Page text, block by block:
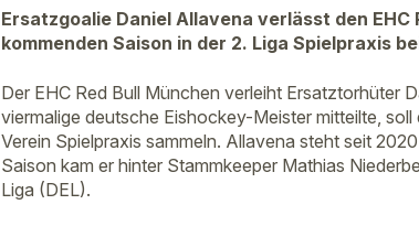
Ersatzgoalie Daniel Allavena verlässt den
kommenden Saison in der 2. Liga Spielpraxis
Der EHC Red Bull München verleiht Ersatztorhüter
viermalige deutsche Eishockey-Meister mitteilte,
Verein Spielpraxis sammeln. Allavena steht seit
Saison kam er hinter Stammkeeper Mathias
Liga (DEL).